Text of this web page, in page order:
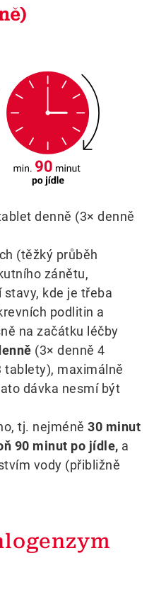
denně (3× denně
(těžký průběh
zánětu,
kde je třeba
podlitin a
na začátku léčby
(3× denně 4
tablety), maximálně
dávka nesmí být
tj. nejméně 30 minut
90 minut po jídle, a
vody (přibližně